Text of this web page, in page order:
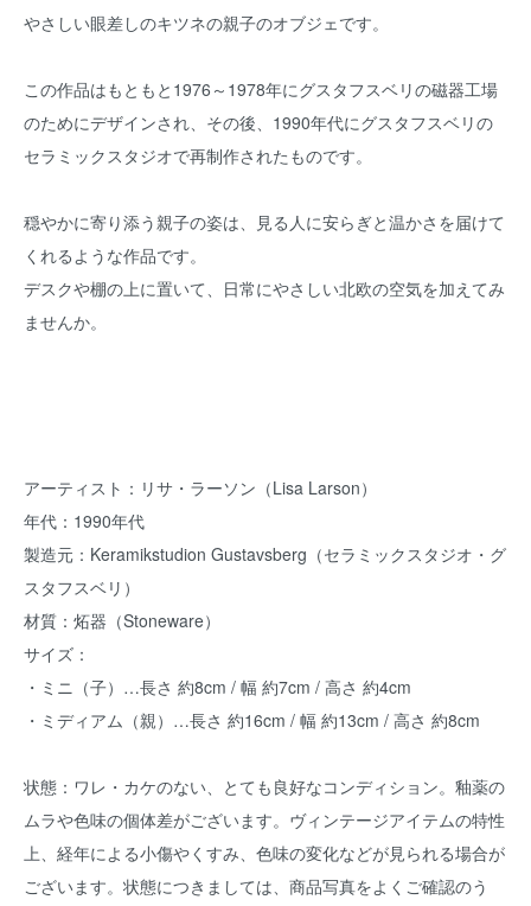
やさしい眼差しのキツネの親子のオブジェです。
この作品はもともと1976～1978年にグスタフスベリの磁器工場
のためにデザインされ、その後、1990年代にグスタフスベリの
セラミックスタジオで再制作されたものです。
穏やかに寄り添う親子の姿は、見る人に安らぎと温かさを届けて
くれるような作品です。
デスクや棚の上に置いて、日常にやさしい北欧の空気を加えてみ
ませんか。
アーティスト：リサ・ラーソン（Lisa Larson）
年代：1990年代
製造元：Keramikstudion Gustavsberg（セラミックスタジオ・グ
スタフスベリ）
材質：炻器（Stoneware）
サイズ：
・ミニ（子）…長さ 約8cm / 幅 約7cm / 高さ 約4cm
・ミディアム（親）…長さ 約16cm / 幅 約13cm / 高さ 約8cm
状態：ワレ・カケのない、とても良好なコンディション。釉薬の
ムラや色味の個体差がございます。ヴィンテージアイテムの特性
上、経年による小傷やくすみ、色味の変化などが見られる場合が
ございます。状態につきましては、商品写真をよくご確認のう